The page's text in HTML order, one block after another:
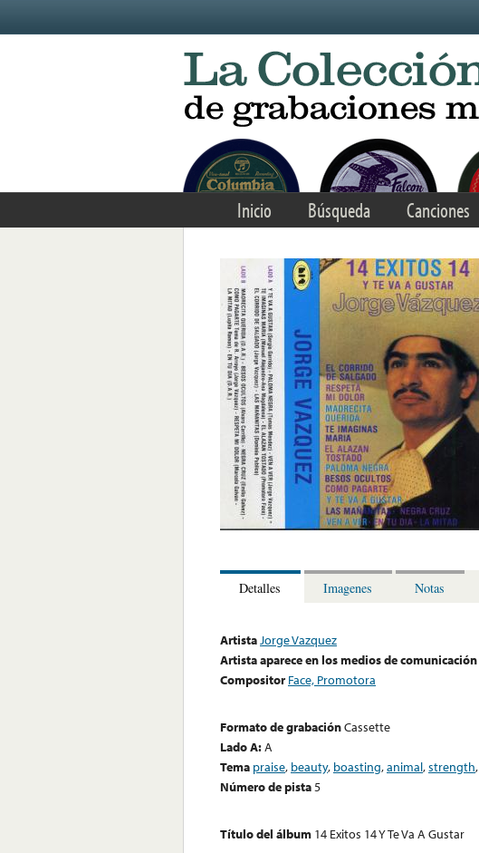
Inicio Búsqueda Canciones
Detalles Imagenes Notas
ArtistaJorge Vazquez
Artista aparece en los medios de comunicación
Compositor Face, Promotora
Formato de grabaciónCassette
Lado A:A
Tema praise, beauty, boasting,animal,strength,
Número de pista5
Título del álbum 14 Exitos 14 Y Te Va A Gustar